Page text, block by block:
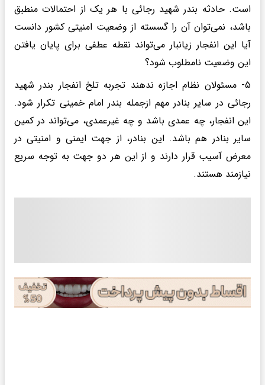
است. حادثه بندر شهید رجائی با هر یک از احتمالات منطبق
باشد، نمی‌توان آن را گسسته از وضعیت امنیتی کشور دانست
آیا این انفجار زیانبار می‌تواند نقطه عطفی برای پایان یافتن
این وضعیت نامطلوب شود؟
۵- مسئولان نظام اجازه ندهند تجربه تلخ انفجار بندر شهید
رجائی در سایر بنادر مهم ازجمله بندر امام خمینی تکرار شود.
این انفجار، چه عمدی باشد و چه غیرعمدی، می‌تواند در کمین
سایر بنادر هم باشد. این بنادر، از جهت ایمنی و امنیتی در
معرض آسیب قرار دارند و از این هر دو جهت به توجه سریع
نیازمند هستند.